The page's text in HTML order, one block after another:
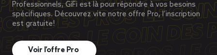
Professionnels, GiFi est là pour répondre à vos besoins
spécifiques. Découvrez vite notre offre Pro, l’inscription
est gratuite!
Voir l’offre Pro